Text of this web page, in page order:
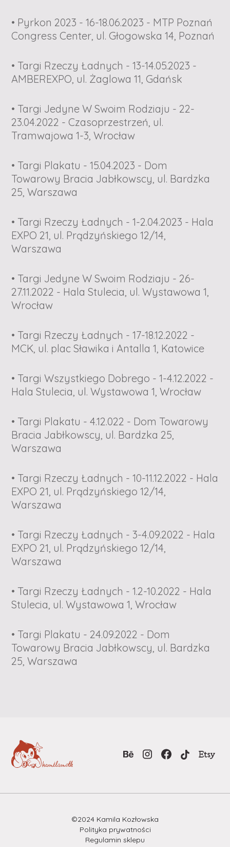
• Pyrkon 2023 - 16-18.06.2023 - MTP Poznań
Congress Center, ul. Głogowska 14, Poznań
• Targi Rzeczy Ładnych - 13-14.05.2023 -
AMBEREXPO, ul. Żaglowa 11, Gdańsk
• Targi Jedyne W Swoim Rodziaju - 22-
23.04.2022 - Czasoprzestrzeń, ul.
Tramwajowa 1-3, Wrocław
• Targi Plakatu - 15.04.2023 - Dom
Towarowy Bracia Jabłkowscy, ul. Bardzka
25, Warszawa
• Targi Rzeczy Ładnych - 1-2.04.2023 - Hala
EXPO 21, ul. Prądzyńskiego 12/14,
Warszawa
• Targi Jedyne W Swoim Rodziaju - 26-
27.11.2022 - Hala Stulecia, ul. Wystawowa 1,
Wrocław
• Targi Rzeczy Ładnych - 17-18.12.2022 -
MCK, ul. plac Sławika i Antalla 1, Katowice
• Targi Wszystkiego Dobrego - 1-4.12.2022 -
Hala Stulecia, ul. Wystawowa 1, Wrocław
• Targi Plakatu - 4.12.022 - Dom Towarowy
Bracia Jabłkowscy, ul. Bardzka 25,
Warszawa
• Targi Rzeczy Ładnych - 10-11.12.2022 - Hala
EXPO 21, ul. Prądzyńskiego 12/14,
Warszawa
• Targi Rzeczy Ładnych - 3-4.09.2022 - Hala
EXPO 21, ul. Prądzyńskiego 12/14,
Warszawa
• Targi Rzeczy Ładnych - 1.2-10.2022 - Hala
Stulecia, ul. Wystawowa 1, Wrocław
• Targi Plakatu - 24.09.2022 - Dom
Towarowy Bracia Jabłkowscy, ul. Bardzka
25, Warszawa
©2024 Kamila Kozłowska
Polityka prywatności
Regulamin sklepu